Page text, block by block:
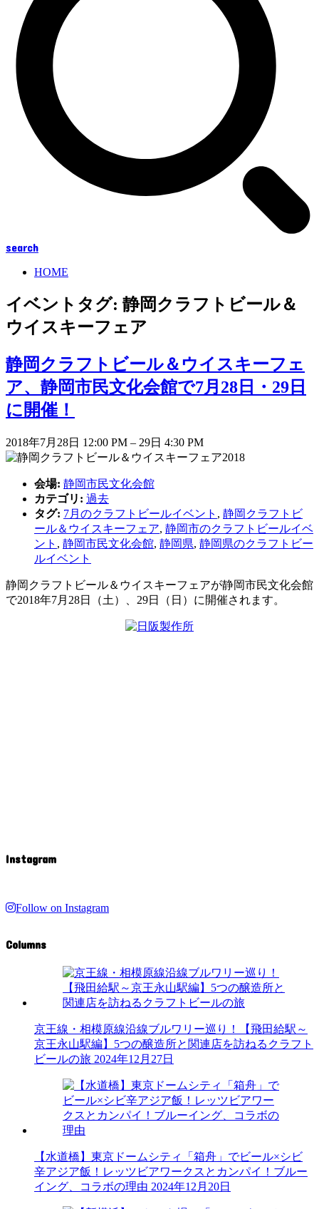
search
HOME
イベントタグ: 静岡クラフトビール＆
ウイスキーフェア
静岡クラフトビール＆ウイスキーフェ
ア、静岡市民文化会館で7月28日・29日
に開催！
2018年7月28日 12:00 PM – 29日 4:30 PM
会場: 静岡市民文化会館
カテゴリ: 過去
タグ: 7月のクラフトビールイベント , 静岡クラフトビ
ール＆ウイスキーフェア, 静岡市のクラフトビールイベ
ント , 静岡市民文化会館, 静岡県, 静岡県のクラフトビー
ルイベント
静岡クラフトビール＆ウイスキーフェアが静岡市民文化会館
で2018年7月28日（土）、29日（日）に開催されます。
Instagram
Follow on Instagram
Columns
京王線・相模原線沿線ブルワリー巡り！【飛田給駅～
京王永山駅編】5つの醸造所と関連店を訪ねるクラフト
ビールの旅 2024年12月27日
【水道橋】東京ドームシティ「箱舟」でビール×シビ
辛アジア飯！レッツビアワークスとカンパイ！ブルー
イング、コラボの理由 2024年12月20日